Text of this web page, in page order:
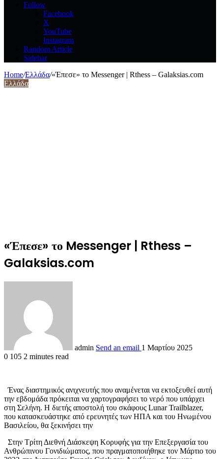
Follow
Facebook
X
YouTube
Instagram
Random Article
Sidebar
Home/Ελλάδα/«Έπεσε» το Messenger | Rthess – Galaksias.com
Ελλάδα
«Έπεσε» το Messenger | Rthess –
Galaksias.com
admin Send an email 1 Μαρτίου 2025
0 105 2 minutes read
Ένας διαστημικός ανιχνευτής που αναμένεται να εκτοξευθεί αυτή
την εβδομάδα πρόκειται να χαρτογραφήσει το νερό που υπάρχει
στη Σελήνη. Η διετής αποστολή του σκάφους Lunar Trailblazer,
που κατασκευάστηκε από ερευνητές των ΗΠΑ και του Ηνωμένου
Βασιλείου, θα ξεκινήσει την
Στην Τρίτη Διεθνή Διάσκεψη Κορυφής για την Επεξεργασία του
Ανθρώπινου Γονιδιώματος, που πραγματοποιήθηκε τον Μάρτιο του